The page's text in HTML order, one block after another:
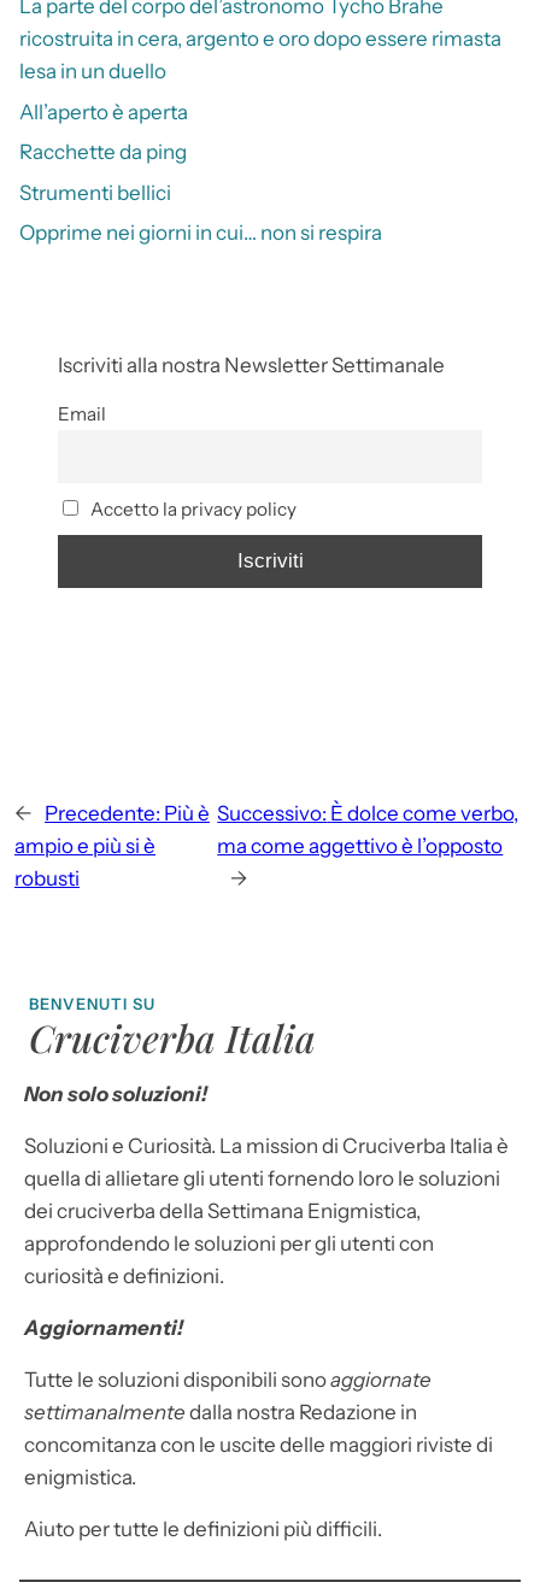
La parte del corpo del’astronomo Tycho Brahe
ricostruita in cera, argento e oro dopo essere rimasta
lesa in un duello
All’aperto è aperta
Racchette da ping
Strumenti bellici
Opprime nei giorni in cui… non si respira
Iscriviti alla nostra Newsletter Settimanale
Email
Accetto la privacy policy
← Precedente: Più è
ampio e più si è
robusti
Successivo: È dolce come verbo,
ma come aggettivo è l’opposto
→
BENVENUTI SU
Cruciverba Italia
Non solo soluzioni!
Soluzioni e Curiosità. La mission di Cruciverba Italia è
quella di allietare gli utenti fornendo loro le soluzioni
dei cruciverba della Settimana Enigmistica,
approfondendo le soluzioni per gli utenti con
curiosità e definizioni.
Aggiornamenti!
Tutte le soluzioni disponibili sonoaggiornate
settimanalmente dalla nostra Redazione in
concomitanza con le uscite delle maggiori riviste di
enigmistica.
Aiuto per tutte le definizioni più difficili.